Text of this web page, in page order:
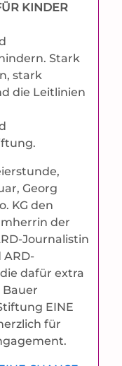
KINDER
Stark
stark
die Leitlinien
Georg
KG den
der
Journalistin
ARD-
dafür extra
Bauer
EINE
für